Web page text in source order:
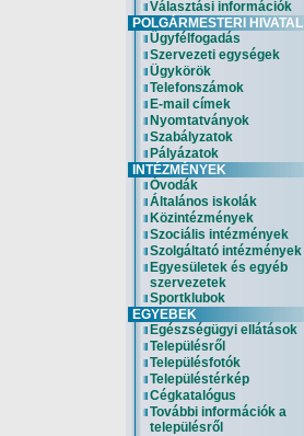
Választási információk
POLGÁRMESTERI HIVATAL
Ügyfélfogadás
Szervezeti egységek
Ügykörök
Telefonszámok
E-mail címek
Nyomtatványok
Szabályzatok
Pályázatok
INTÉZMÉNYEK
Óvodák
Általános iskolák
Közintézmények
Szociális intézmények
Szolgáltató intézmények
Egyesületek és egyéb
szervezetek
Sportklubok
EGYEBEK
Egészségügyi ellátások
Településről
Településfotók
Településtérkép
Cégkatalógus
További információk a
településről